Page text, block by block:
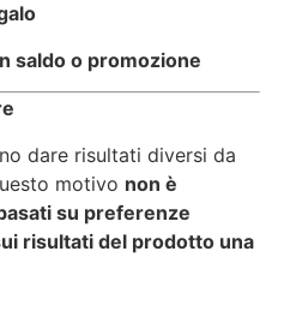
saldo o promozione
dare risultati diversi da
motivo non è
su preferenze
risultati del prodotto una